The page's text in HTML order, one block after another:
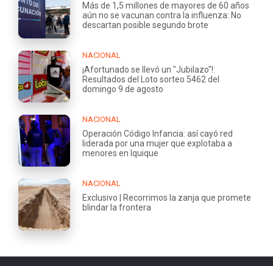
Más de 1,5 millones de mayores de 60 años
aún no se vacunan contra la influenza: No
descartan posible segundo brote
NACIONAL
¡Afortunado se llevó un "Jubilazo"!:
Resultados del Loto sorteo 5462 del
domingo 9 de agosto
NACIONAL
Operación Código Infancia: así cayó red
liderada por una mujer que explotaba a
menores en Iquique
NACIONAL
Exclusivo | Recorrimos la zanja que promete
blindar la frontera